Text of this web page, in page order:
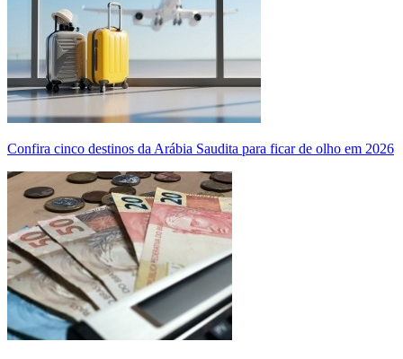
Confira cinco destinos da Arábia Saudita para ficar de olho em 2026